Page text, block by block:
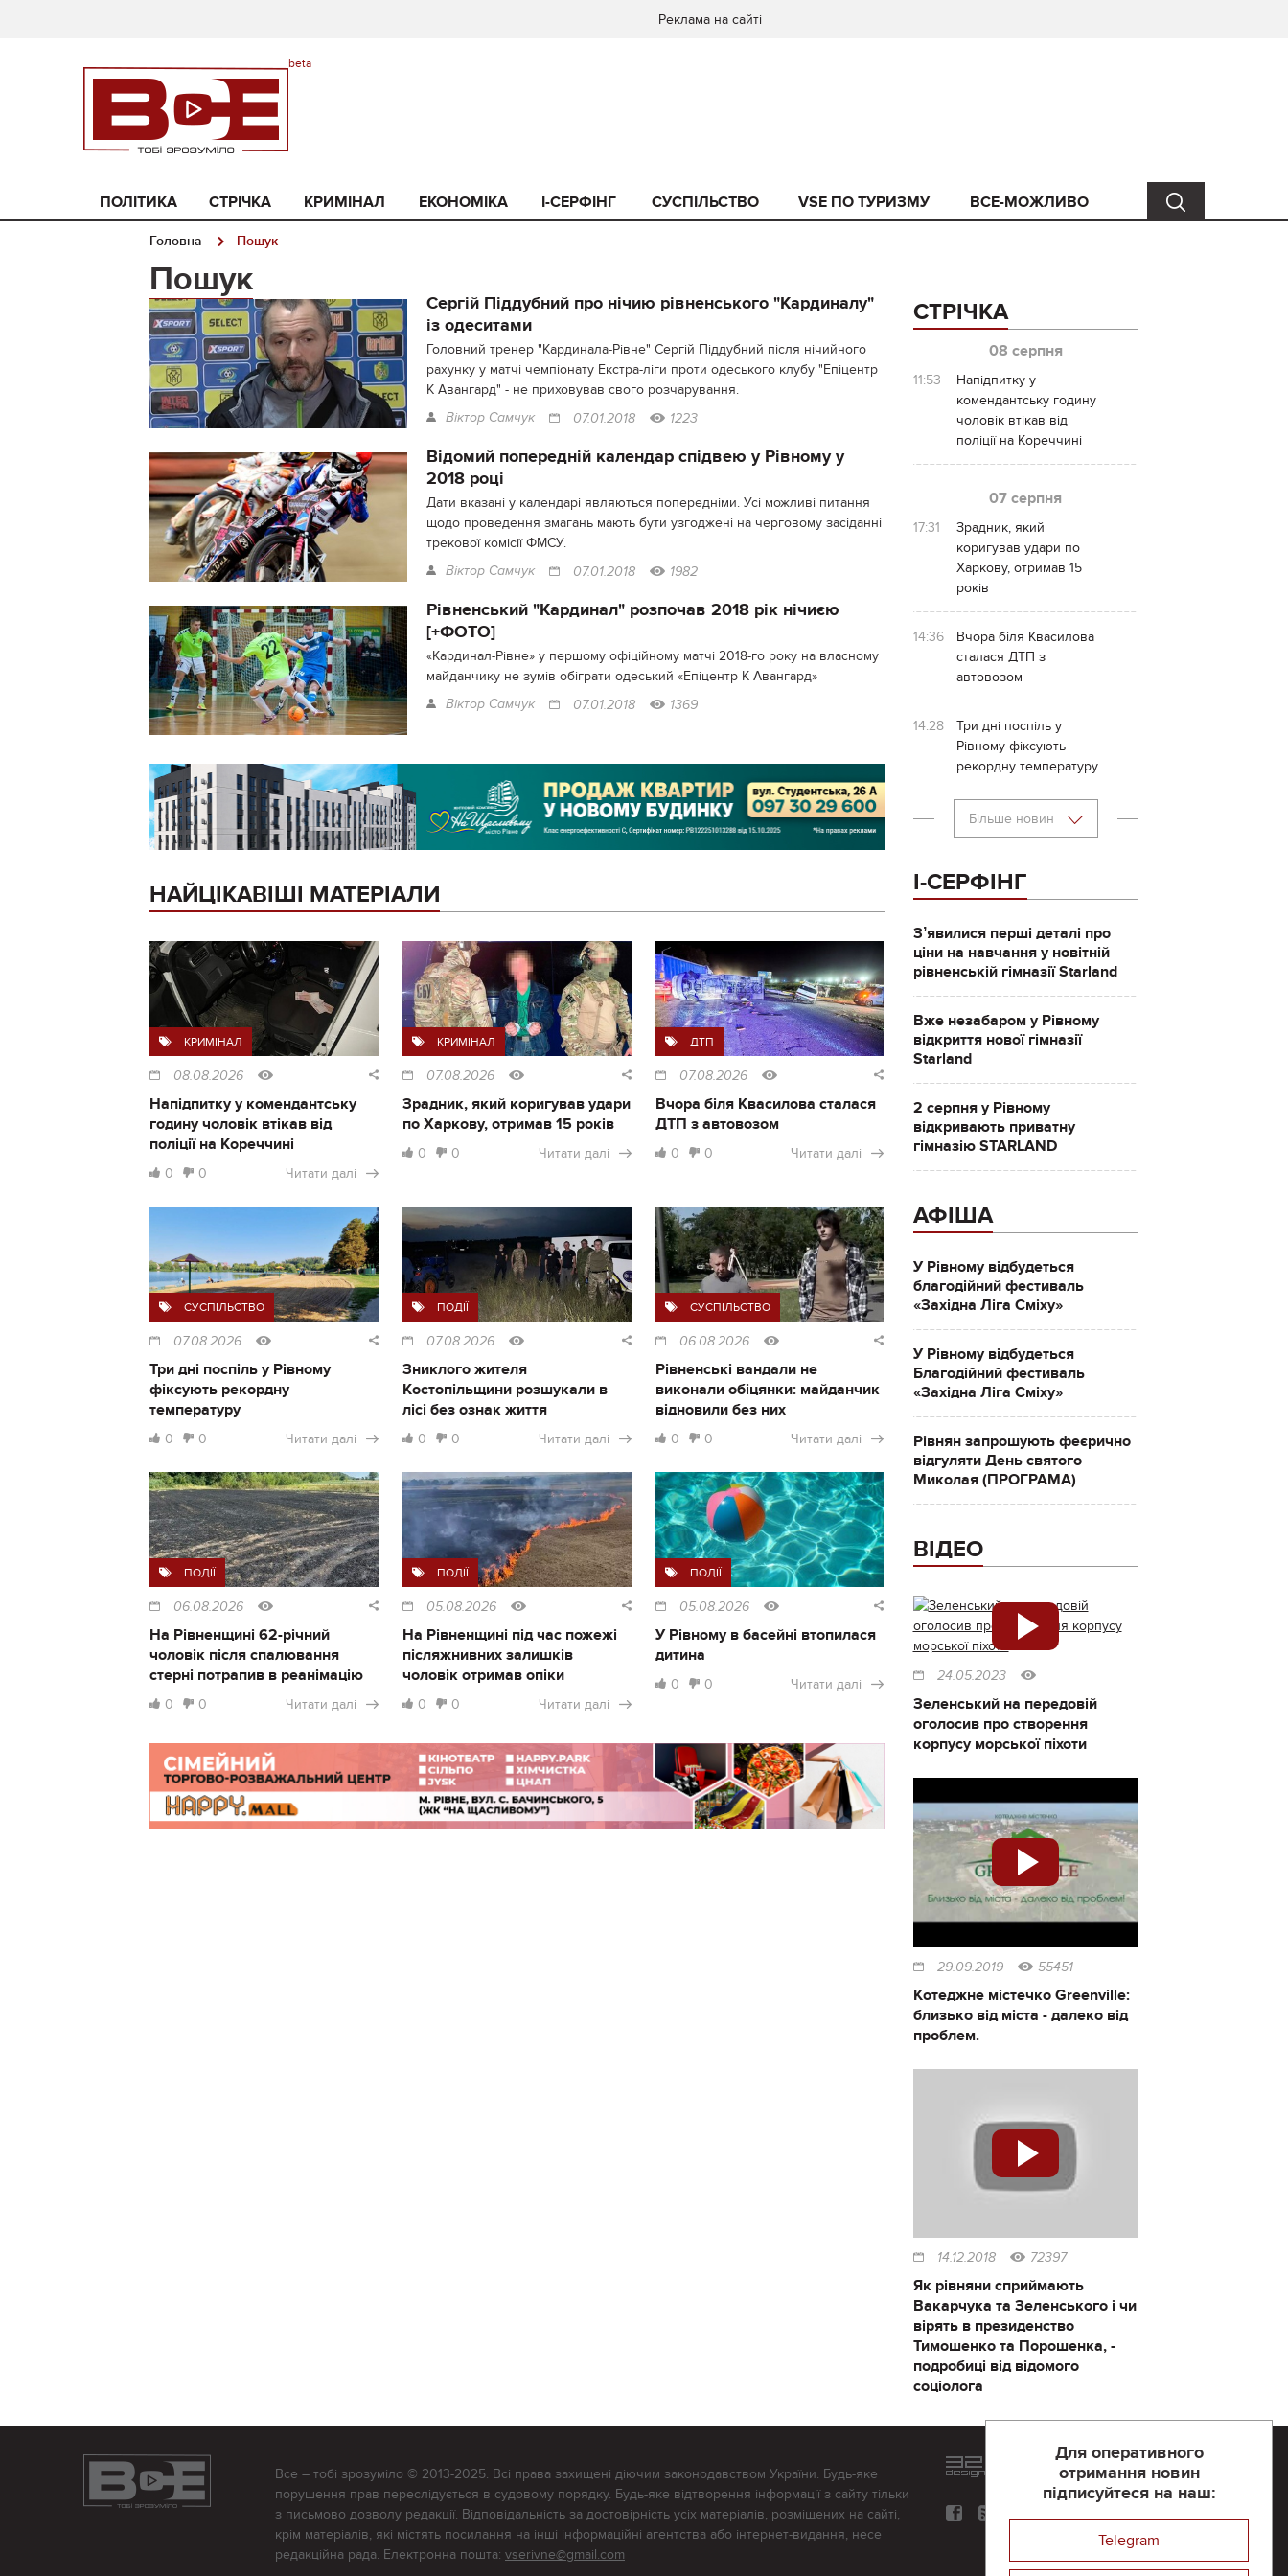
Реклама на сайті
ПОЛІТИКА СТРІЧКА КРИМІНАЛ ЕКОНОМІКА I-СЕРФІНГ СУСПІЛЬСТВО VSE ПО ТУРИЗМУ ВСЕ-МОЖЛИВО
Головна Пошук
Пошук
Сергій Піддубний про нічию рівненського "Кардиналу"
із одеситами
Головний тренер "Кардинала-Рівне" Сергій Піддубний після нічийного
рахунку у матчі чемпіонату Екстра-ліги проти одеського клубу "Епіцентр
К Авангард" - не приховував свого розчарування.
Віктор Самчук 07.01.2018 1223
Відомий попередній календар спідвею у Рівному у
2018 році
Дати вказані у календарі являються попередніми. Усі можливі питання
щодо проведення змагань мають бути узгоджені на черговому засіданні
трекової комісії ФМСУ.
Віктор Самчук 07.01.2018 1982
Рівненський "Кардинал" розпочав 2018 рік нічиєю
[+ФОТО]
«Кардинал-Рівне» у першому офіційному матчі 2018-го року на власному
майданчику не зумів обіграти одеський «Епіцентр К Авангард»
Віктор Самчук 07.01.2018 1369
НАЙЦІКАВІШІ МАТЕРІАЛИ
КРИМІНАЛ
08.08.2026
Напідпитку у комендантську
годину чоловік втікав від
поліції на Кореччині
0 0 Читати далі
КРИМІНАЛ
07.08.2026
Зрадник, який коригував удари
по Харкову, отримав 15 років
0 0 Читати далі
ДТП
07.08.2026
Вчора біля Квасилова сталася
ДТП з автовозом
0 0 Читати далі
СУСПІЛЬСТВО
07.08.2026
Три дні поспіль у Рівному
фіксують рекордну
температуру
0 0 Читати далі
ПОДІЇ
07.08.2026
Зниклого жителя
Костопільщини розшукали в
лісі без ознак життя
0 0 Читати далі
СУСПІЛЬСТВО
06.08.2026
Рівненські вандали не
виконали обіцянки: майданчик
відновили без них
0 0 Читати далі
ПОДІЇ
06.08.2026
На Рівненщині 62-річний
чоловік після спалювання
стерні потрапив в реанімацію
0 0 Читати далі
ПОДІЇ
05.08.2026
На Рівненщині під час пожежі
післяжнивних залишків
чоловік отримав опіки
0 0 Читати далі
ПОДІЇ
05.08.2026
У Рівному в басейні втопилася
дитина
0 0 Читати далі
СТРІЧКА
08 серпня
11:53
Напідпитку у
комендантську годину
чоловік втікав від
поліції на Кореччині
07 серпня
17:31
Зрадник, який
коригував удари по
Харкову, отримав 15
років
14:36
Вчора біля Квасилова
сталася ДТП з
автовозом
14:28
Три дні поспіль у
Рівному фіксують
рекордну температуру
Більше новин
І-СЕРФІНГ
Зʼявилися перші деталі про
ціни на навчання у новітній
рівненській гімназії Starland
Вже незабаром у Рівному
відкриття нової гімназії
Starland
2 серпня у Рівному
відкривають приватну
гімназію STARLAND
АФІША
У Рівному відбудеться
благодійний фестиваль
«Західна Ліга Сміху»
У Рівному відбудеться
Благодійний фестиваль
«Західна Ліга Сміху»
Рівнян запрошують феєрично
відгуляти День святого
Миколая (ПРОГРАМА)
ВІДЕО
24.05.2023
Зеленський на передовій
оголосив про створення
корпусу морської піхоти
29.09.2019 55451
Котеджне містечко Greenville:
близько від міста - далеко від
проблем.
14.12.2018 72397
Як рівняни сприймають
Вакарчука та Зеленського і чи
вірять в президенство
Тимошенко та Порошенка, -
подробиці від відомого
соціолога
Для оперативного
отримання новин
підписуйтеся на наш:
Telegram
Все – тобі зрозуміло © 2013-2025. Всі права захищені діючим законодавством України. Будь-яке
порушення прав переслідується в судовому порядку. Будь-яке відтворення інформації з сайту тільки
з письмово дозволу редакції. Відповідальність за достовірність усіх матеріалів, розміщених на сайті,
крім матеріалів, які містять посилання на інші інформаційні агентства або інтернет-видання, несе
редакційна рада. Електронна пошта: vserivne@gmail.com
Розроблений та підтримується
компанії 32х32